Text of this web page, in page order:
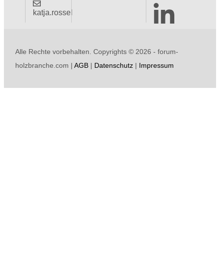
katja.rossel
Alle Rechte vorbehalten. Copyrights ©2026 - forum-
holzbranche.com |AGB | Datenschutz | Impressum